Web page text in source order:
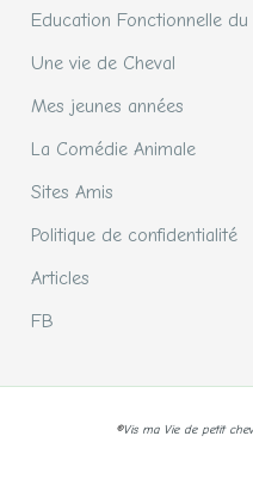
Education Fonctionnelle
Une vie de Cheval
Mes jeunes années
La Comédie Animale
Sites Amis
Politique de confidentialité
Articles
FB
©Vis ma Vie de petit